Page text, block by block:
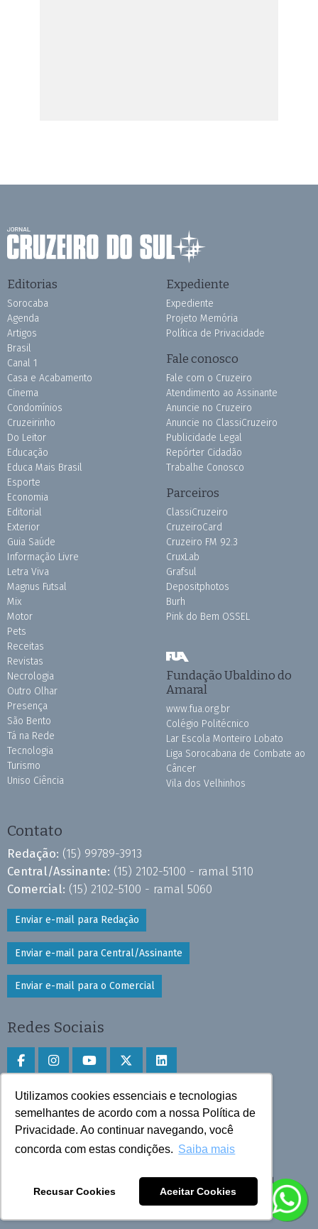
Utilizamos cookies essenciais e tecnologias
semelhantes de acordo com a nossa Política de
Privacidade. Ao continuar navegando, você
concorda com estas condições. Saiba mais
Recusar Cookies Aceitar Cookies
Editorias
Sorocaba
Agenda
Artigos
Brasil
Canal 1
Casa e Acabamento
Cinema
Condomínios
Cruzeirinho
Do Leitor
Educação
Educa Mais Brasil
Esporte
Economia
Editorial
Exterior
Guia Saúde
Informação Livre
Letra Viva
Magnus Futsal
Mix
Motor
Pets
Receitas
Revistas
Necrologia
Outro Olhar
Presença
São Bento
Tá na Rede
Tecnologia
Turismo
Uniso Ciência
Expediente
Expediente
Projeto Memória
Política de Privacidade
Fale conosco
Fale com o Cruzeiro
Atendimento ao Assinante
Anuncie no Cruzeiro
Anuncie no ClassiCruzeiro
Publicidade Legal
Repórter Cidadão
Trabalhe Conosco
Parceiros
ClassiCruzeiro
CruzeiroCard
Cruzeiro FM 92.3
CruxLab
Grafsul
Depositphotos
Burh
Pink do Bem OSSEL
Fundação Ubaldino do
Amaral
www.fua.org.br
Colégio Politécnico
Lar Escola Monteiro Lobato
Liga Sorocabana de Combate ao
Câncer
Vila dos Velhinhos
Contato
Redação: (15) 99789-3913
Central/Assinante: (15) 2102-5100 - ramal 5110
Comercial: (15) 2102-5100 - ramal 5060
Enviar e-mail para Redação
Enviar e-mail para Central/Assinante
Enviar e-mail para o Comercial
Redes Sociais
Faça download do aplicativo
Play Store e App Store
Todos os direitos reservados © 2025 Cruzeiro do Sul